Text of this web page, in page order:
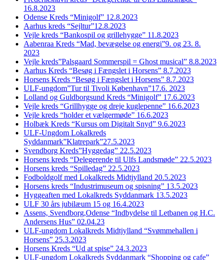
16.8.2023
Odense Kreds “Minigolf” 12.8.2023
Aarhus kreds “Sejltur”12.8.2023
Vejle kreds “Bankospil og grillehygge” 11.8.2023
Aabenraa Kreds “Mad, bevægelse og energi”9. og 23. 8.
2023
Vejle kreds”Palsgaard Sommerspil = Ghost musical” 8.8.2023
Aarhus Kreds “Besøg i Fængslet i Horsens” 8.7.2023
Horsens Kreds “Besøg i Fængslet i Horsens” 8.7.2023
ULF-ungdom”Tur til Tivoli København”17.6. 2023
Lolland og Guldborgsund Kreds “Minigolf” 17.6.2023
Vejle kreds “Grillhygge og dreje kuglepenne” 16.6.2023
Vejle kreds “holder et vælgermøde” 16.6.2023
Holbæk Kreds “Kursus om Digitalt Snyd” 9.6.2023
ULF-Ungdom Lokalkreds
Syddanmark”Klatrepark”27.5.2023
Svendborg Kreds”Hyggedag” 22.5.2023
Horsens kreds “Delegerende til Ulfs Landsmøde” 22.5.2023
Horsens kreds “Spilledag” 22.5.2023
Fodboldgolf med Lokalkreds Midtjylland 20.5.2023
Horsens kreds “Industrimuseum og spisning” 13.5.2023
Hyggeaften med Lokalkreds Syddanmark 13.5.2023
ULF 30 års jubilæum 15 og 16.4.2023
Assens, Svendborg,Odense “Indbydelse til Letbanen og H.C.
Andersens Hus” 02.04.23
ULF-ungdom Lokalkreds Midtjylland “Svømmehallen i
Horsens” 25.3.2023
Horsens Kreds “Ud at spise” 24.3.2023
ULF-ungdom Lokalkreds Syddanmark “Shopping og cafe”